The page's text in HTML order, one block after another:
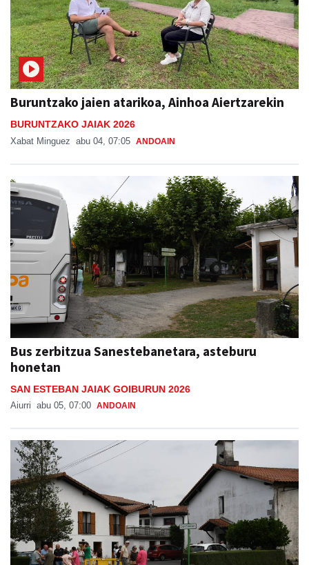
Buruntzako jaien atarikoa, Ainhoa Aiertzarekin
BURUNTZAKO JAIAK 2026
Xabat Minguez abu 04, 07:05 ANDOAIN
Bus zerbitzua Sanestebanetara, asteburu
honetan
SAN ESTEBAN JAIAK GOIBURUN 2026
Aiurri abu 05, 07:00 ANDOAIN